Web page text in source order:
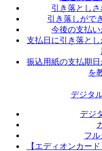
引き落とし
引き落しがで
今後の支払い
支払日に引き落と
振込用紙の支払期
を
デジタ
デジ
フ
【エディオンカー